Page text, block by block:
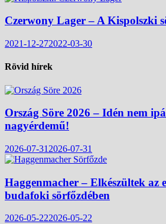
Czerwony Lager – A Kispolszki
2021-12-272022-03-30
Rövid hírek
Ország Söre 2026 – Idén nem
nagyérdemű!
2026-07-31 2026-07-31
Haggenmacher – Elkészültek az
budafoki sörfőzdében
2026-05-222026-05-22